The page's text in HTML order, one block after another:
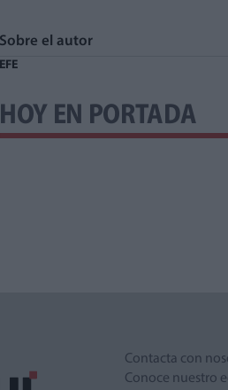
Sobre el autor
EFE
HOY EN PORTADA
Contacta con
Conoce nuestro